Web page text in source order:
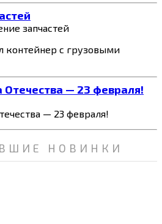
контейнер с грузовыми
— 23 февраля!
НОВИНКИ